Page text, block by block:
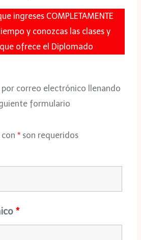
ingreses COMPLETAMENTE
y conozcas las clases y
ofrece el Diplomado
correo electrónico llenando
formulario
* son requeridos
*